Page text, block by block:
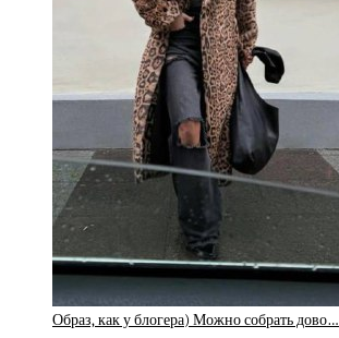
Образ, как у блогера) Можно собрать дово…